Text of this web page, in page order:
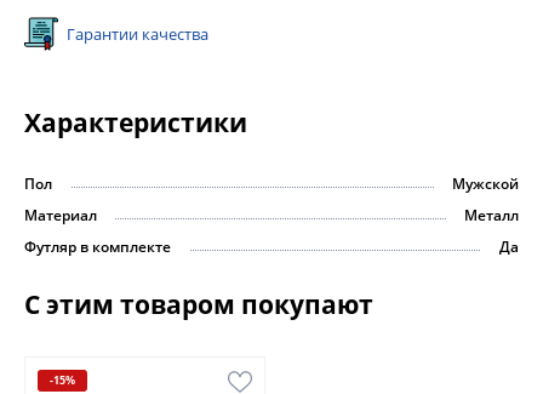
Гарантии качества
Характеристики
Пол
Мужской
Материал
Металл
Футляр в комплекте
Да
С этим товаром покупают
-15%